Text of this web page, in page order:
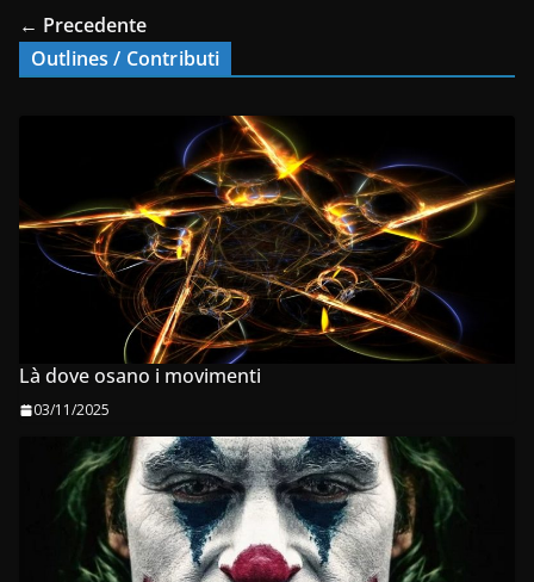
← Precedente
Outlines / Contributi
Là dove osano i movimenti
03/11/2025